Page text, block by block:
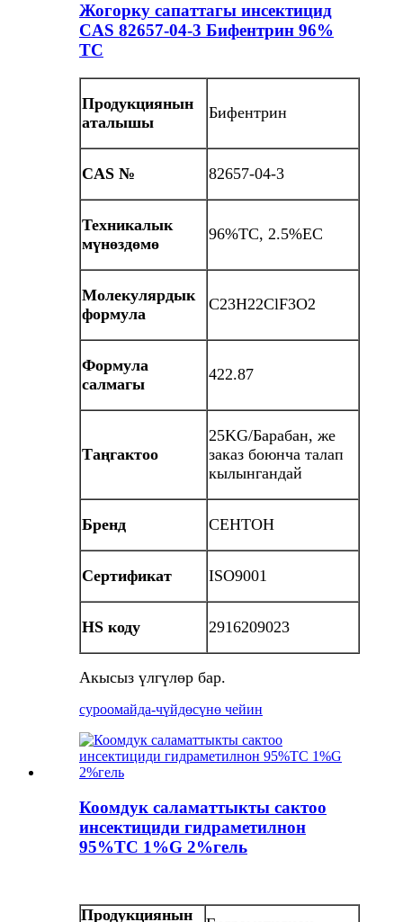
Жогорку сапаттагы инсектицид
CAS 82657-04-3 Бифентрин 96%
TC
Продукциянын
аталышы
Бифентрин
CAS № 82657-04-3
Техникалык
мүнөздөмө
96%TC, 2.5%EC
Молекулярдык
формула
C23H22ClF3O2
Формула
салмагы
422.87
Таңгактоо
25KG/Барабан, же
заказ боюнча талап
кылынгандай
Бренд СЕНТОН
Сертификат ISO9001
HS коду 2916209023
Акысыз үлгүлөр бар.
суроомайда-чүйдөсүнө чейин
Коомдук саламаттыкты сактоо
инсектициди гидраметилнон
95%TC 1%G 2%гель
Продукциянын